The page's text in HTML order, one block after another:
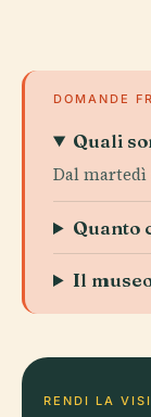
DOMANDE
Quali
Dal martedì
Quanto
Il
RENDI LA